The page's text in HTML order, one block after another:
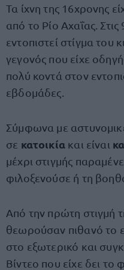
Τα ίχνη της 16χρονης
από το Ρίο Αχαΐας.
εντοπιστεί στίγμα του
γεγονός που είχε
πολύ κοντά στον
εβδομάδες.
Σύμφωνα με
σε κατοικία και είναι
μέχρι στιγμής
φιλοξενούσε ή τη
Από την πρώτη στιγμή
θεωρούσαν πιθανό το
στο εξωτερικό και
Βίντεο που είχε δει